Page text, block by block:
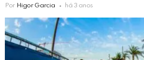
Por Higor Garcia há 3 anos